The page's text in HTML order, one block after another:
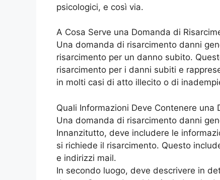
psicologici, e così via.
A Cosa Serve una Domanda di
Una domanda di risarcimento danni
risarcimento per un danno subito.
risarcimento per i danni subiti e
in molti casi di atto illecito o di
Quali Informazioni Deve Contenere una
Una domanda di risarcimento danni
Innanzitutto, deve includere le
si richiede il risarcimento. Questo
e indirizzi mail.
In secondo luogo, deve descrivere in